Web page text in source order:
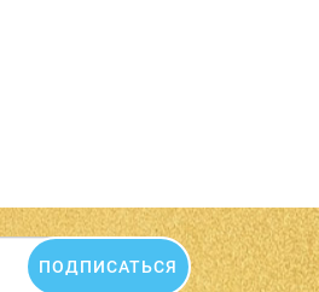
ПОДПИСАТЬСЯ